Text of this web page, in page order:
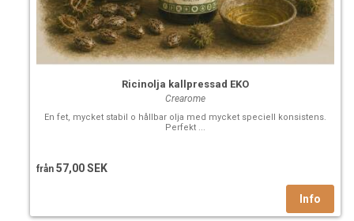
Ricinolja kallpressad EKO
Crearome
En fet, mycket stabil o hållbar olja med mycket speciell konsistens.
Perfekt ...
från 57,00 SEK